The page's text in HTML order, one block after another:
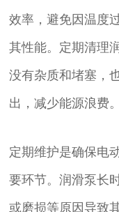
效率，避免因温度
其性能。定期清理
没有杂质和堵塞，
出，减少能源浪费。
定期维护是确保电
要环节。润滑泵长
或磨损等原因导致